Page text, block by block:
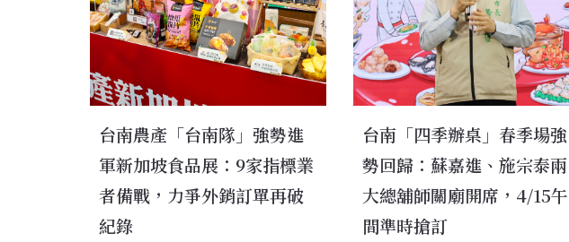
台南農產「台南隊」強勢進
軍新加坡食品展：9家指標業
者備戰，力爭外銷訂單再破
紀錄
台南「四季辦桌」春季場強
勢回歸：蘇嘉進、施宗泰兩
大總舖師關廟開席，4/15午
間準時搶訂